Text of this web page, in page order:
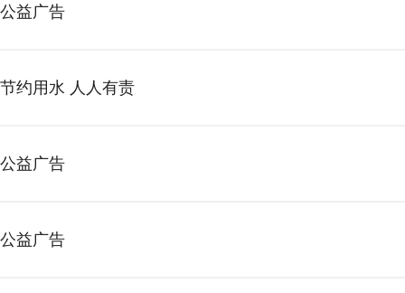
公益广告
节约用水 人人有责
公益广告
公益广告